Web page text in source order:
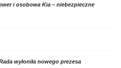
i osobowa Kia – niebezpieczne
wyłoniła nowego prezesa